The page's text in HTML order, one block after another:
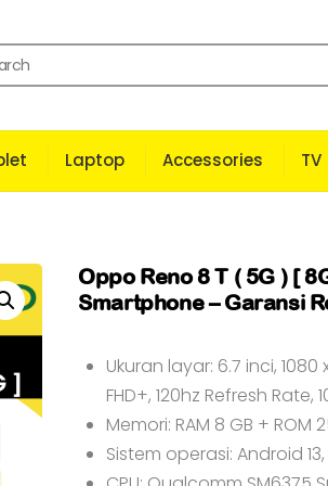
Laptop Accessories TV
Oppo Reno 8 T ( 5G ) [
Smartphone – Garansi
Ukuran layar: 6.7 inci, 1080
FHD+, 120hz Refresh Rate,
Memori: RAM 8 GB + ROM
Sistem operasi: Android 13,